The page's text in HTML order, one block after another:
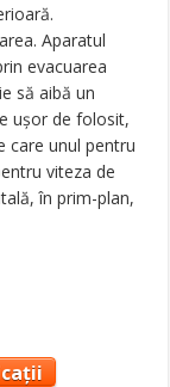
Aparatul
evacuarea
să aibă un
ușor de folosit,
care unul pentru
viteza de
în prim-plan,